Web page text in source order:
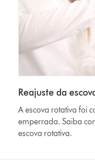
Reajuste da
A escova rotativa foi
emperrada. Saiba
escova rotativa.